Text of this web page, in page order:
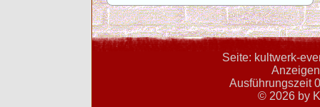
Seite: kultwerk-
Ausführungszeit
© 2026 by